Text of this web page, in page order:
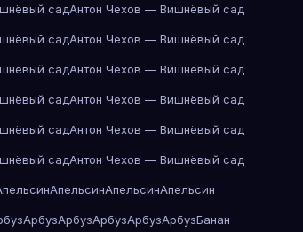
садАнтон Чехов — Вишнёвый сад
садАнтон Чехов — Вишнёвый сад
садАнтон Чехов — Вишнёвый сад
садАнтон Чехов — Вишнёвый сад
садАнтон Чехов — Вишнёвый сад
садАнтон Чехов — Вишнёвый сад
АпельсинАпельсинАпельсин
АрбузАрбузАрбузАрбузАрбузБанан